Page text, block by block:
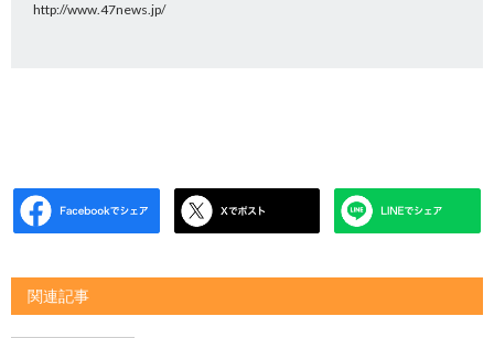
http://www.47news.jp/
関連記事